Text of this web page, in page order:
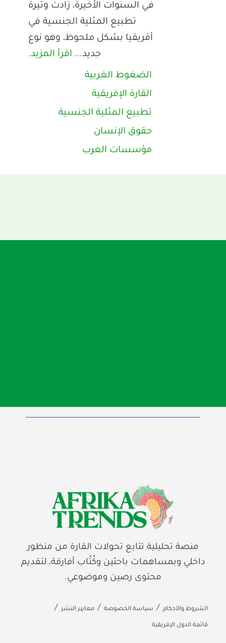
في السنوات الأخيرة، زادت وتيرة
تطبيع المثلية الجنسية في
أفريقيا بشكل ملحوظ، وهو نوع
جديد... اقرأ المزيد.
الضغوط الغربية
القارة الإفريقية
تطبيع المثلية الجنسية
حقوق الإنسان
مؤسسات الغرب
منصة تحليلية تتابع تحولات القارة من منظور
داخلي وبمساهمات باحثين وكُتّاب أفارقة، لتقديم
محتوى رصين وموضوعي.
الشروط والأحكام سياسة الخصوصة معايير النشر
قائمة الدول الإفريقية